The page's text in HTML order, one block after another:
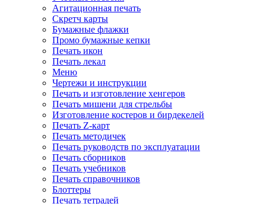
Агитационная печать
Скретч карты
Бумажные флажки
Промо бумажные кепки
Печать икон
Печать лекал
Меню
Чертежи и инструкции
Печать и изготовление хенгеров
Печать мишени для стрельбы
Изготовление костеров и бирдекелей
Печать Z-карт
Печать методичек
Печать руководств по эксплуатации
Печать сборников
Печать учебников
Печать справочников
Блоттеры
Печать тетрадей